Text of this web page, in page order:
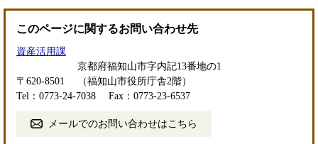
このページに関するお問い合わせ先
資産活用課
〒620-8501
京都府福知山市字内記13番地の1
（福知山市役所庁舎2階）
Tel：0773-24-7038
Fax：0773-23-6537
メールでのお問い合わせはこちら